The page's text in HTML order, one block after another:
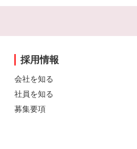
採用情報
会社を知る
社員を知る
募集要項